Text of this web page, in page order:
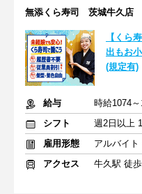
無添くら寿司 茨城牛久店
【くら
出もお
(規定有)
給与
時給1074
シフト
週2日以上
雇用形態
アルバイト
アクセス
牛久駅 徒